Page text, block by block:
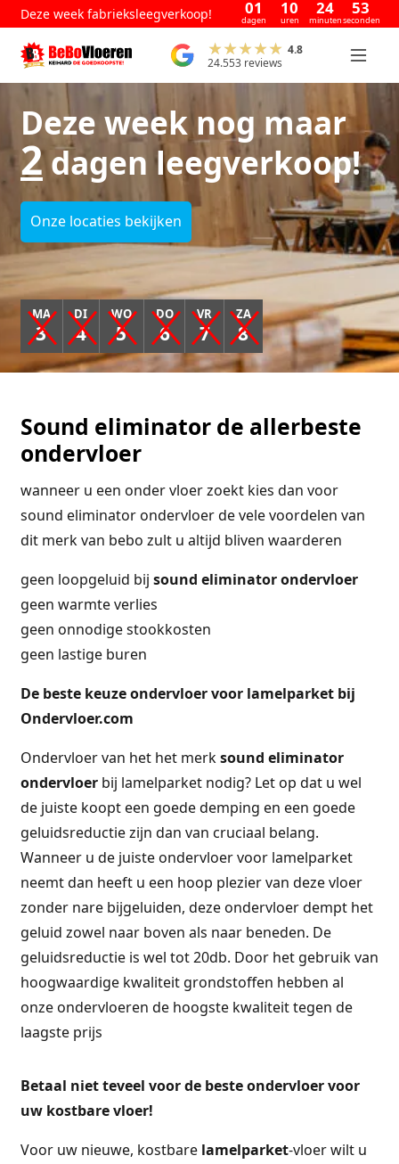
Deze week fabrieksleegverkoop! 01
dagen
10
uren
24
minuten
52
seconden
4.8
24.553 reviews
Deze week nog maar
2dagen leegverkoop!
Onze locaties bekijken
MA
3
DI
4
WO
5
DO
6
VR
7
ZA
8
Sound eliminator de allerbeste
ondervloer
wanneer u een onder vloer zoekt kies dan voor
sound eliminator ondervloer de vele voordelen van
dit merk van bebo zult u altijd bliven waarderen
geen loopgeluid bij sound eliminator ondervloer
geen warmte verlies
geen onnodige stookkosten
geen lastige buren
De beste keuze ondervloer voor lamelparket bij
Ondervloer.com
Ondervloer van het het merksound eliminator
ondervloerbij lamelparket nodig? Let op dat u wel
de juiste koopt een goede demping en een goede
geluidsreductie zijn dan van cruciaal belang.
Wanneer u de juiste ondervloer voor lamelparket
neemt dan heeft u een hoop plezier van deze vloer
zonder nare bijgeluiden, deze ondervloer dempt het
geluid zowel naar boven als naar beneden. De
geluidsreductie is wel tot 20db. Door het gebruik van
hoogwaardige kwaliteit grondstoffen hebben al
onze ondervloeren de hoogste kwaliteit tegen de
laagste prijs
Betaal niet teveel voor de beste ondervloer voor
uw kostbare vloer!
Voor uw nieuwe, kostbare lamelparket-vloer wilt u